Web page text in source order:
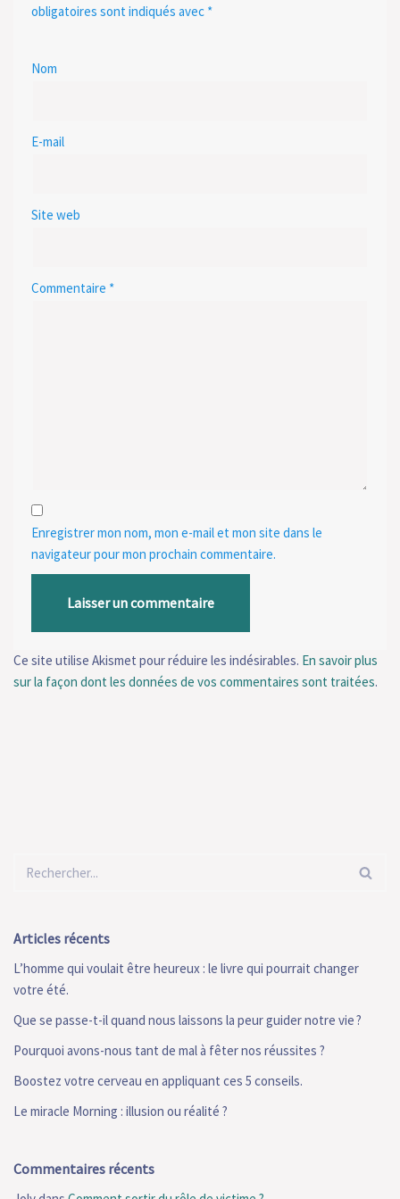
obligatoires sont indiqués avec *
Nom
E-mail
Site web
Commentaire *
Enregistrer mon nom, mon e-mail et mon site dans le
navigateur pour mon prochain commentaire.
Ce site utilise Akismet pour réduire les indésirables. En savoir plus
sur la façon dont les données de vos commentaires sont traitées.
Articles récents
L’homme qui voulait être heureux : le livre qui pourrait changer
votre été.
Que se passe-t-il quand nous laissons la peur guider notre vie ?
Pourquoi avons-nous tant de mal à fêter nos réussites ?
Boostez votre cerveau en appliquant ces 5 conseils.
Le miracle Morning : illusion ou réalité ?
Commentaires récents